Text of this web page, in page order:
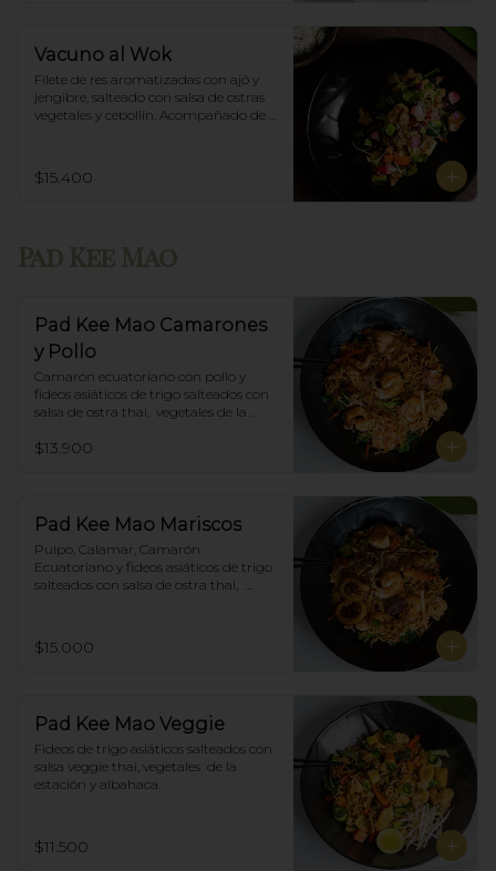
Vacuno al Wok
Filete de res aromatizadas con ajó y
jengibre, salteado con salsa de ostras
vegetales y cebollín. Acompañado de
$15.400
Pad Kee Mao Camarones
y Pollo
Camarón ecuatoriano con pollo y
fideos asiáticos de trigo salteados con
salsa de ostra thai,  vegetales de la
$13.900
Pad Kee Mao Mariscos
Pulpo, Calamar, Camarón
Ecuatoriano y fideos asiáticos de trigo
salteados con salsa de ostra thai,
$15.000
Pad Kee Mao Veggie
Fideos de trigo asiáticos salteados con
salsa veggie thai, vegetales  de la
estación y albahaca.
$11.500